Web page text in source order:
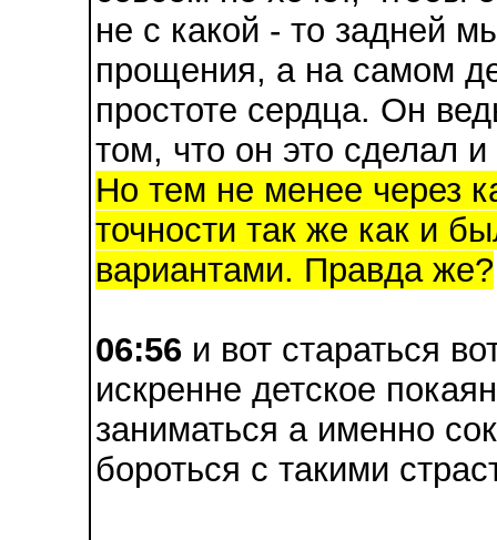
не с какой - то задней
прощения, а на самом
простоте сердца. Он
том, что он это сделал
Но тем не менее через
точности так же как и
вариантами. Правда же?
06:56 и вот стараться
искренне детское
заниматься а именно
бороться с такими